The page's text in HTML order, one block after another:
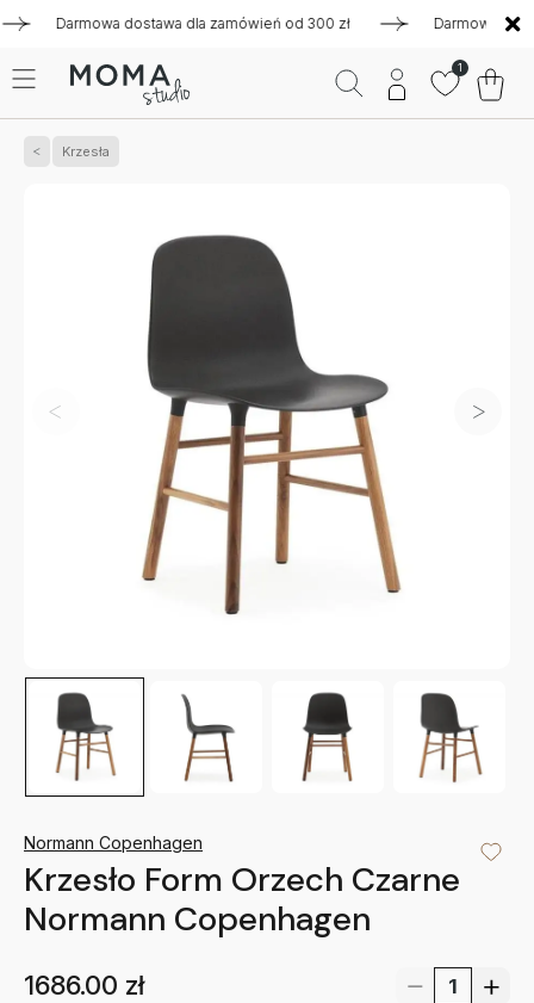
Darmowa dostawa dla zamówień od 300 zł Darmowa dostawa
1
Krzesła
Normann Copenhagen
Krzesło Form Orzech Czarne
Normann Copenhagen
1686.00 zł